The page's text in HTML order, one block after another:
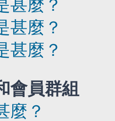
甚麼？
甚麼？
甚麼？
會員群組
麼？